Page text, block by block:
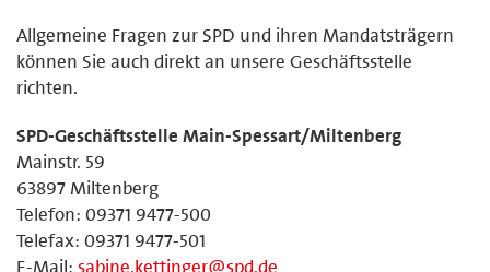
Allgemeine Fragen zur SPD und ihren Mandatsträgern
können Sie auch direkt an unsere Geschäftsstelle
richten.
SPD-Geschäftsstelle Main-Spessart/Miltenberg
Mainstr. 59
63897 Miltenberg
Telefon: 09371 9477-500
Telefax: 09371 9477-501
E-Mail: sabine.kettinger@spd.de